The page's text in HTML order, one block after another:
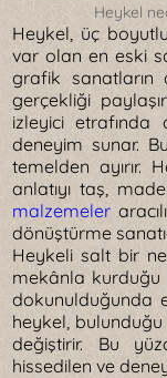
Heykel
Heykel, üç
var olan en eski
grafik sanatların
gerçekliği
izleyici etrafında
deneyim sunar.
temelden
anlatıyı taş,
malzemeler
dönüştürme
Heykeli salt bir
mekânla kurduğu
dokunulduğunda
heykel,
değiştirir. Bu
hissedilen ve